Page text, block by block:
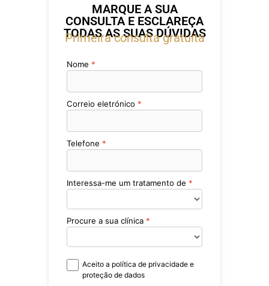
MARQUE A SUA
CONSULTA E ESCLAREÇA
TODAS AS SUAS DÚVIDAS
Primeira consulta gratuita
Nome
Correio eletrónico
Telefone
Interessa-me um tratamento de
Procure a sua clínica
Aceito a política de privacidade e
proteção de dados